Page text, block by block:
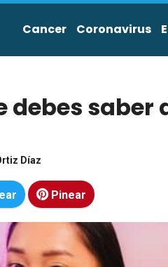
Cancer Coronavirus
debes saber
Díaz
Pinear